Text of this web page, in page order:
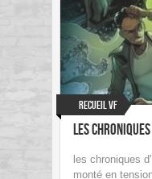
Recueil VF
Les
les chroniques
monté en